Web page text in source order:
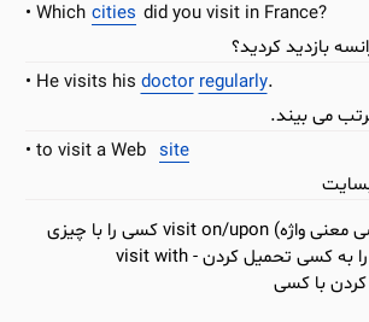
Which cities did you visit in France?
بازدید کردید؟
He visits his doctor regularly.
می بیند.
to visit a Web site
(فعل – ادامه بررسی معنی واژه) visit on/upon کسی را با چیزی
مجازات کردن، چیزی را به کسی تحمیل کردن - visit with